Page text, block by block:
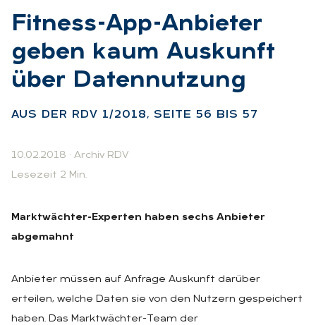
:Fit­ness-App-An­bie­ter
ge­ben kaum Aus­kunft
über Da­ten­nut­zung
AUS DER RDV 1/2018, SEI­TE 56 BIS 57
10.02.2018 · Archiv RDV
Lesezeit 2 Min.
Marktwächter-Experten haben sechs Anbieter
abgemahnt
Anbieter müssen auf Anfrage Auskunft darüber
erteilen, welche Daten sie von den Nutzern gespeichert
haben. Das Marktwächter-Team der